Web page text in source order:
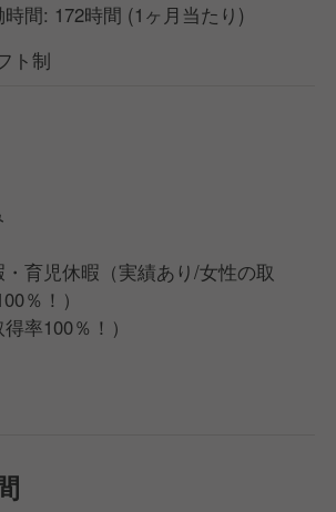
間: 172時間 (1ヶ月当たり)
ト制
育児休暇（実績あり/女性の取
％！）
率100％！）